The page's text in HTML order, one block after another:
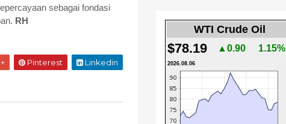
sebagai fondasi
RH
Pinterest Linkedin
WTI Crude Oil
$78.19 ▲0.90 1.15%
2026.08.06